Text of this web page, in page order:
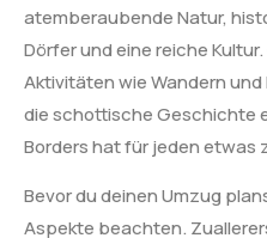
atemberaubende Natur,
Dörfer und eine reiche
Aktivitäten wie Wandern
die schottische Geschichte
Borders hat für jeden etwas
Bevor du deinen Umzug
Aspekte beachten.